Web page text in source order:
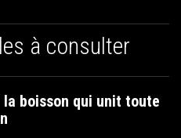
à consulter
la boisson qui unit toute